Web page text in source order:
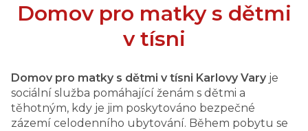
Domov pro matky s dětmi
v tísni
Domov pro matky s dětmi v tísni Karlovy Vary je
sociální služba pomáhající ženám s dětmi a
těhotným, kdy je jim poskytováno bezpečné
zázemí celodenního ubytování. Během pobytu se